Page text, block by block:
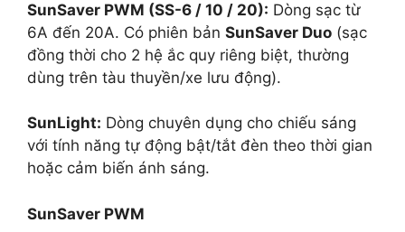
SunSaver PWM (SS-6 / 10 / 20): Dòng sạc từ
6A đến 20A. Có phiên bản SunSaver Duo (sạc
đồng thời cho 2 hệ ắc quy riêng biệt, thường
dùng trên tàu thuyền/xe lưu động).
SunLight: Dòng chuyên dụng cho chiếu sáng
với tính năng tự động bật/tắt đèn theo thời gian
hoặc cảm biến ánh sáng.
SunSaver PWM